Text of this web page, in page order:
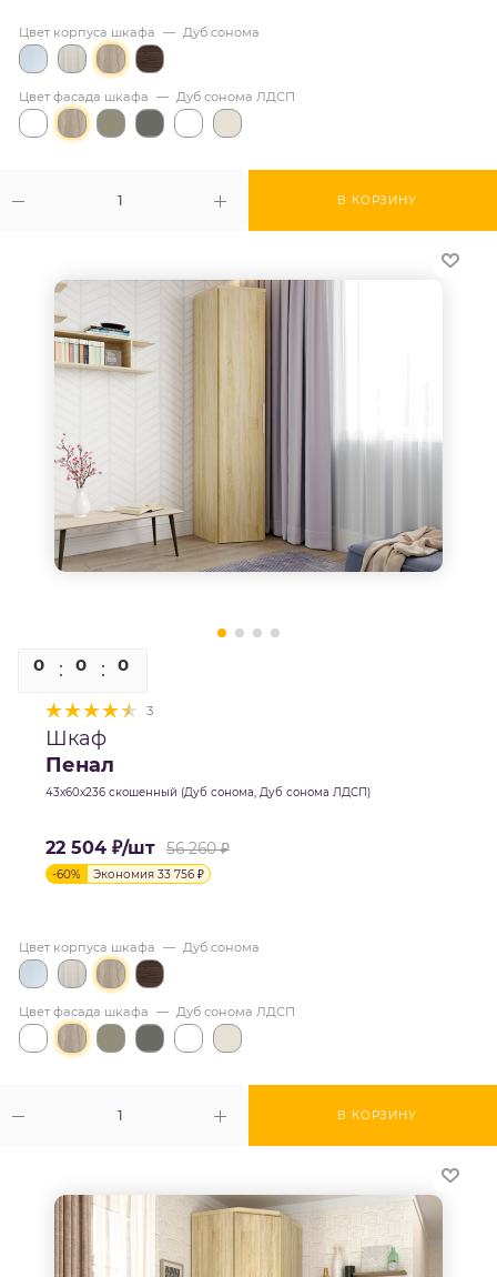
В КОРЗИНУ
Цвет корпуса шкафа — Дуб сонома
Цвет фасада шкафа — Дуб сонома ЛДСП
0 0 0
3
Шкаф
Пенал
43х60х236 скошенный (Дуб сонома, Дуб сонома ЛДСП)
22 504 ₽/шт 56 260₽
-60% Экономия 33 756 ₽
В КОРЗИНУ
Цвет корпуса шкафа — Дуб сонома
Цвет фасада шкафа — Дуб сонома ЛДСП